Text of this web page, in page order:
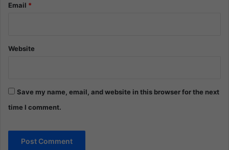
Email *
Website
Save my name, email, and website in this browser for the next
time I comment.